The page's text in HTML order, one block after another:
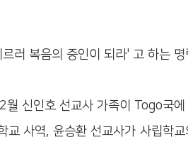
러 복음의 증인이 되라' 고 하는
신인호 선교사 가족이 Togo국에
사역, 윤승환 선교사가 사립학교